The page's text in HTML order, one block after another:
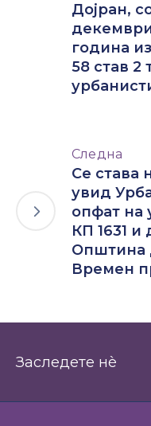
Дојран,
година
58 став 2
Следна
Се става
увид
опфат на
КП 1631
Општина
Времен
Заследете нè